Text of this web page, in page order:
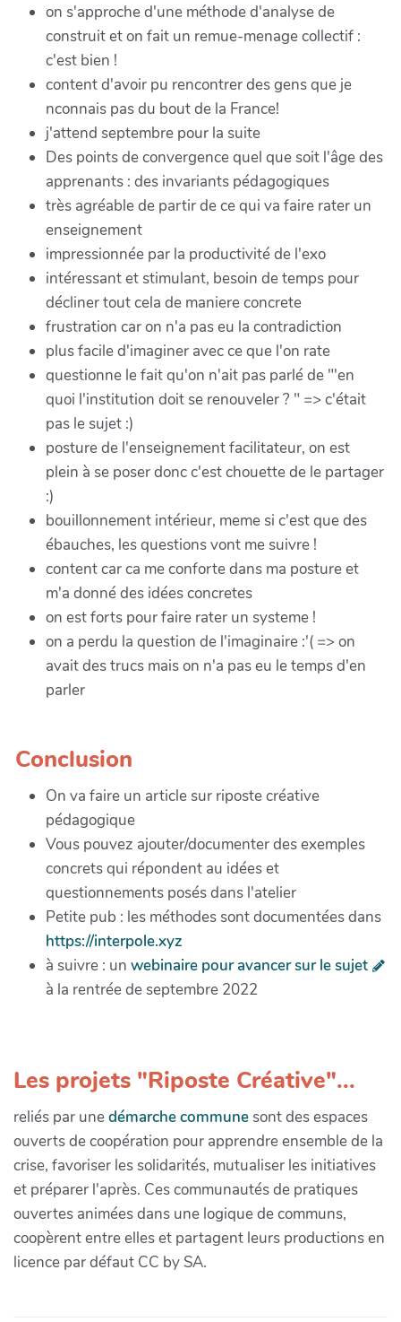
on s'approche d'une méthode d'analyse de
construit et on fait un remue-menage collectif :
c'est bien !
content d'avoir pu rencontrer des gens que je
nconnais pas du bout de la France!
j'attend septembre pour la suite
Des points de convergence quel que soit l'âge des
apprenants : des invariants pédagogiques
très agréable de partir de ce qui va faire rater un
enseignement
impressionnée par la productivité de l'exo
intéressant et stimulant, besoin de temps pour
décliner tout cela de maniere concrete
frustration car on n'a pas eu la contradiction
plus facile d'imaginer avec ce que l'on rate
questionne le fait qu'on n'ait pas parlé de "'en
quoi l'institution doit se renouveler ? " => c'était
pas le sujet :)
posture de l'enseignement facilitateur, on est
plein à se poser donc c'est chouette de le partager
:)
bouillonnement intérieur, meme si c'est que des
ébauches, les questions vont me suivre !
content car ca me conforte dans ma posture et
m'a donné des idées concretes
on est forts pour faire rater un systeme !
on a perdu la question de l'imaginaire :'( => on
avait des trucs mais on n'a pas eu le temps d'en
parler
Conclusion
On va faire un article sur riposte créative
pédagogique
Vous pouvez ajouter/documenter des exemples
concrets qui répondent au idées et
questionnements posés dans l'atelier
Petite pub : les méthodes sont documentées dans
https://interpole.xyz
à suivre : un webinaire pour avancer sur le sujet
à la rentrée de septembre 2022